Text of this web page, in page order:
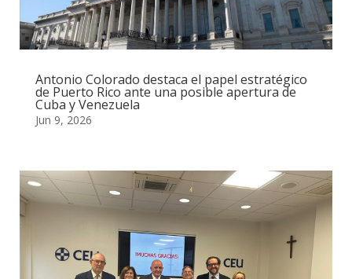
Antonio Colorado destaca el papel estratégico
de Puerto Rico ante una posible apertura de
Cuba y Venezuela
Jun 9, 2026